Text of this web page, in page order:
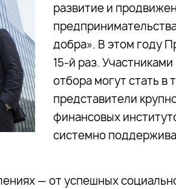
развитие и
добра». В этом году
15-й раз. Участниками
отбора могут стать в
представители
финансовых
системно
— от успешных